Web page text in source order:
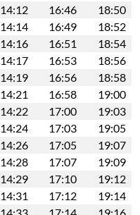
14:12 16:46
18:50
14:14 16:49
18:52
14:16 16:51
18:54
14:17 16:53
18:56
14:19 16:56
18:58
14:21 16:58
19:00
14:22 17:00
19:03
14:24 17:03
19:05
14:26 17:05
19:07
14:28 17:07
19:09
14:29 17:10
19:12
14:31 17:12
19:14